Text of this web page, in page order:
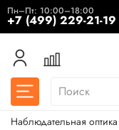
Пн–Пт: 10:00–18:00
+7 (499) 229-21-19
Наблюдательная оптика